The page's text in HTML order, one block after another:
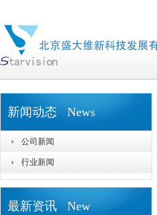
新闻动态 News
公司新闻
行业新闻
最新资讯 New